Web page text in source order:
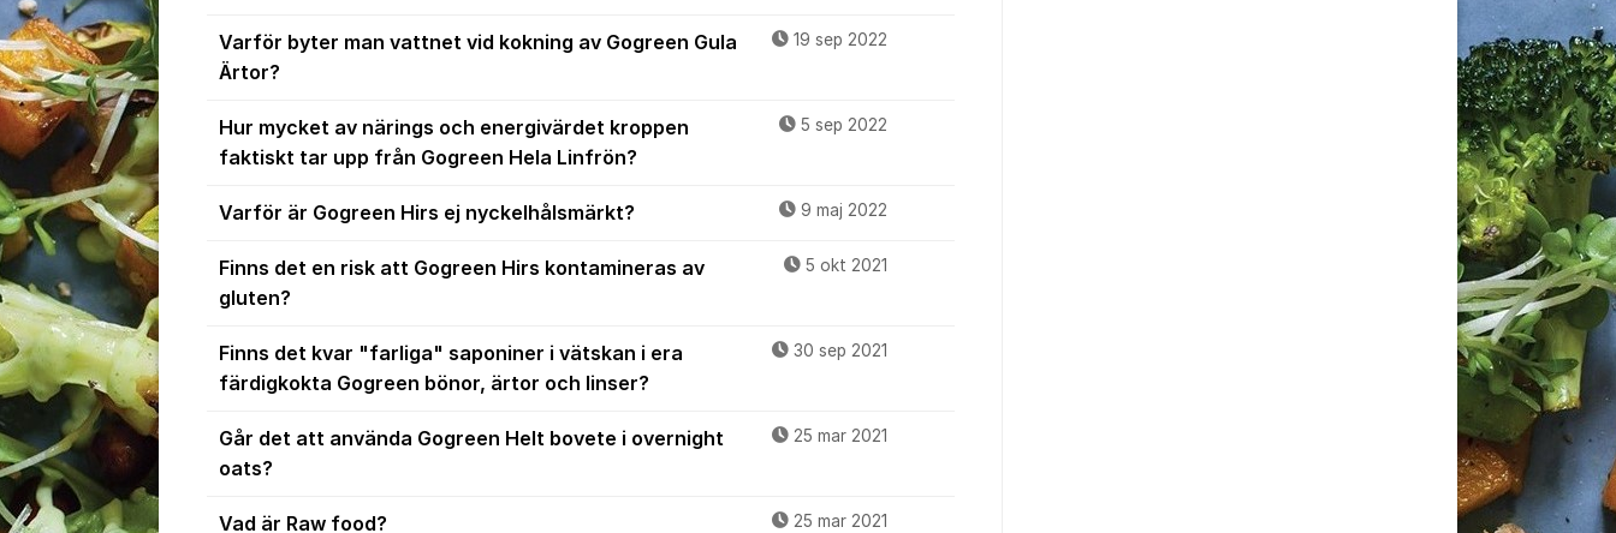
Varför byter man vattnet vid kokning av Gogreen Gula
Ärtor?
19 sep 2022
Hur mycket av närings och energivärdet kroppen
faktiskt tar upp från Gogreen Hela Linfrön?
5 sep 2022
Varför är Gogreen Hirs ej nyckelhålsmärkt? 9 maj 2022
Finns det en risk att Gogreen Hirs kontamineras av
gluten?
5 okt 2021
Finns det kvar "farliga" saponiner i vätskan i era
färdigkokta Gogreen bönor, ärtor och linser?
30 sep 2021
Går det att använda Gogreen Helt bovete i overnight
oats?
25 mar 2021
Vad är Raw food? 25 mar 2021